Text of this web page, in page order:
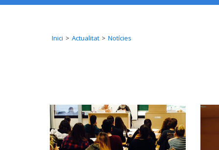
Inici Actualitat Notícies